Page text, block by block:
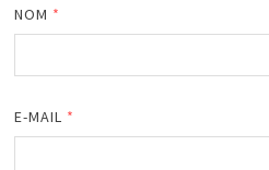
NOM *
E-MAIL *